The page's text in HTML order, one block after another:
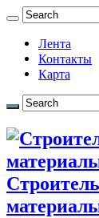
Лента
Контакты
Карта